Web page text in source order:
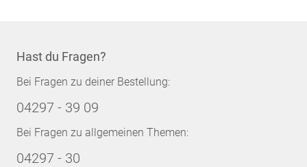
Hast du Fragen?
Bei Fragen zu deiner Bestellung:
04297 - 39 09
Bei Fragen zu allgemeinen Themen:
04297 - 30